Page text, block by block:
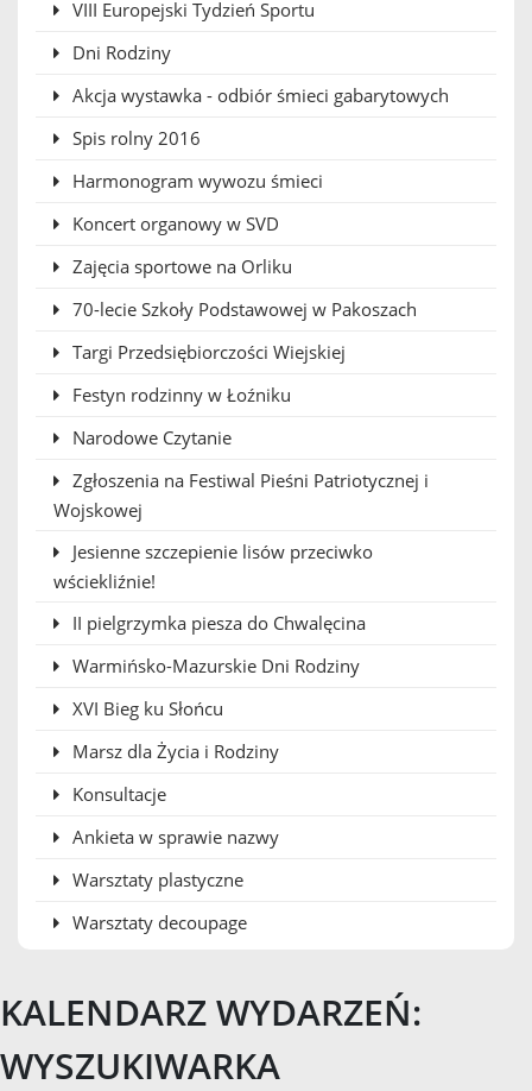
VIII Europejski Tydzień Sportu
Dni Rodziny
Akcja wystawka - odbiór śmieci gabarytowych
Spis rolny 2016
Harmonogram wywozu śmieci
Koncert organowy w SVD
Zajęcia sportowe na Orliku
70-lecie Szkoły Podstawowej w Pakoszach
Targi Przedsiębiorczości Wiejskiej
Festyn rodzinny w Łoźniku
Narodowe Czytanie
Zgłoszenia na Festiwal Pieśni Patriotycznej i
Wojskowej
Jesienne szczepienie lisów przeciwko
wściekliźnie!
II pielgrzymka piesza do Chwalęcina
Warmińsko-Mazurskie Dni Rodziny
XVI Bieg ku Słońcu
Marsz dla Życia i Rodziny
Konsultacje
Ankieta w sprawie nazwy
Warsztaty plastyczne
Warsztaty decoupage
KALENDARZ WYDARZEŃ:
WYSZUKIWARKA